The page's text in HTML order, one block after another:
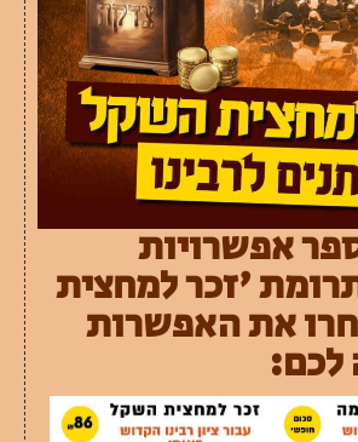
אפשרויות
'זכר למחצית
את האפשרות